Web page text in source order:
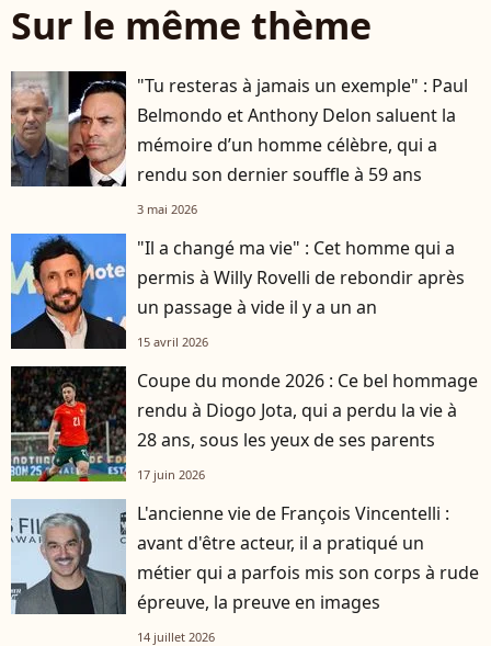
Sur le même thème
"Tu resteras à jamais un exemple" : Paul
Belmondo et Anthony Delon saluent la
mémoire d’un homme célèbre, qui a
rendu son dernier souffle à 59 ans
3 mai 2026
"Il a changé ma vie" : Cet homme qui a
permis à Willy Rovelli de rebondir après
un passage à vide il y a un an
15 avril 2026
Coupe du monde 2026 : Ce bel hommage
rendu à Diogo Jota, qui a perdu la vie à
28 ans, sous les yeux de ses parents
17 juin 2026
L'ancienne vie de François Vincentelli :
avant d'être acteur, il a pratiqué un
métier qui a parfois mis son corps à rude
épreuve, la preuve en images
14 juillet 2026